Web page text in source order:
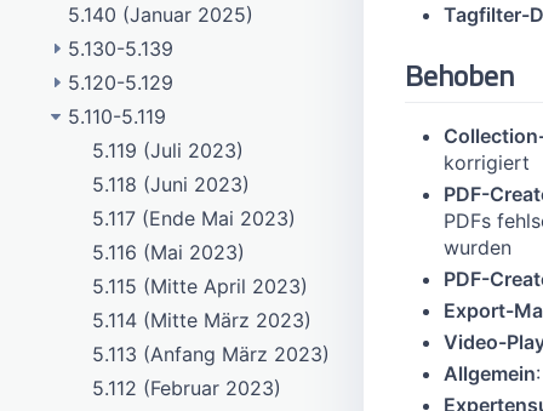
5.140 (Januar 2025)
5.130-5.139
5.139 (Dezember 2024)
5.138 (November 2024)
5.137 (Anfang Oktober 2024)
5.136 (August 2024)
5.135 (Juli 2024)
5.134 (Juni 2024)
5.133 (Ende Mai 2024)
5.132 (Mai 2024)
5.131 (April 2024)
5.130 (März 2024)
5.120-5.129
5.129 (Ende Februar 2024)
5.128 (Februar 2024)
5.127 (Januar 2024)
5.126 (Dezember 2023)
5.125 (Ende November 2023)
5.124 (Anfang November 2023)
5.123 (Oktober 2023)
5.122 (September 2023)
5.121 (Ende August 2023)
5.110-5.119
5.119 (Juli 2023)
5.118 (Juni 2023)
5.117 (Ende Mai 2023)
5.116 (Mai 2023)
5.115 (Mitte April 2023)
5.114 (Mitte März 2023)
5.113 (Anfang März 2023)
5.112 (Februar 2023)
Tagfilter-
Behoben
korrigiert
PDF-
PDFs
wurden
PDF-
Export-
Video-
Allgemein